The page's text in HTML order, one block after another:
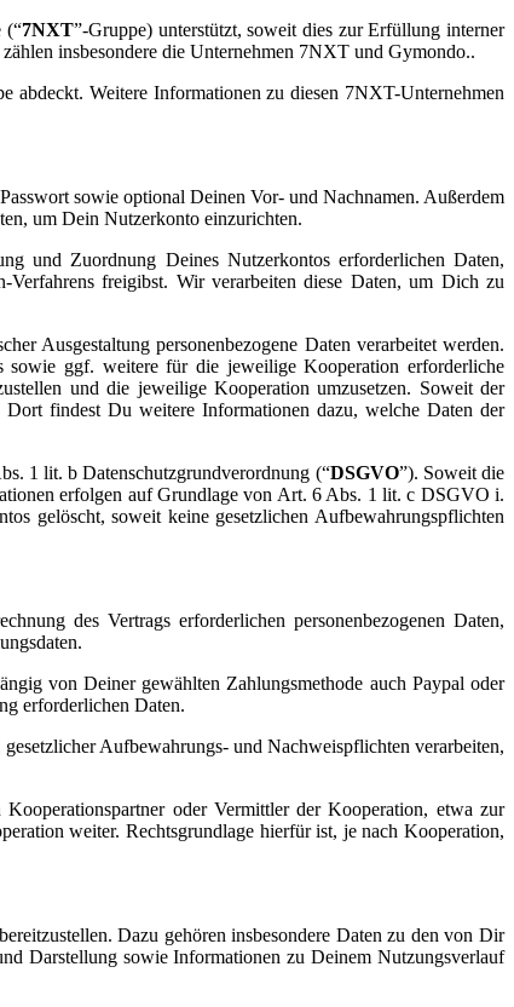
(“7NXT”-Gruppe) unterstützt, soweit dies zur Erfüllung interner
insbesondere die Unternehmen 7NXT und Gymondo..
abdeckt. Weitere Informationen zu diesen 7NXT-Unternehmen
sowie optional Deinen Vor- und Nachnamen. Außerdem
um Dein Nutzerkonto einzurichten.
und Zuordnung Deines Nutzerkontos erforderlichen Daten,
freigibst. Wir verarbeiten diese Daten, um Dich zu
Ausgestaltung personenbezogene Daten verarbeitet werden.
sowie ggf. weitere für die jeweilige Kooperation erforderliche
und die jeweilige Kooperation umzusetzen. Soweit der
Dort findest Du weitere Informationen dazu, welche Daten der
1 lit. b Datenschutzgrundverordnung (“DSGVO”). Soweit die
erfolgen auf Grundlage von Art. 6 Abs. 1 lit. c DSGVO i.
gelöscht, soweit keine gesetzlichen Aufbewahrungspflichten
des Vertrags erforderlichen personenbezogenen Daten,
von Deiner gewählten Zahlungsmethode auch Paypal oder
erforderlichen Daten.
Aufbewahrungs- und Nachweispflichten verarbeiten,
oder Vermittler der Kooperation, etwa zur
weiter. Rechtsgrundlage hierfür ist, je nach Kooperation,
Dazu gehören insbesondere Daten zu den von Dir
Darstellung sowie Informationen zu Deinem Nutzungsverlauf